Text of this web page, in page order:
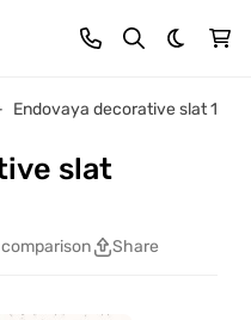
Dark
Endovaya decorative slat
slat
comparison Share